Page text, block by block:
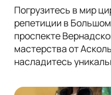
Погрузитесь в мир
репетиции в
проспекте
мастерства от
насладитесь